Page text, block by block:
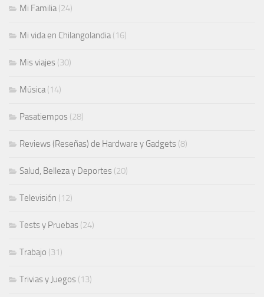
Mi Familia(24)
Mi vida en Chilangolandia(16)
Mis viajes (30)
Música(14)
Pasatiempos (28)
Reviews (Reseñas) de Hardware y Gadgets (8)
Salud, Belleza y Deportes (20)
Televisión (12)
Tests y Pruebas (24)
Trabajo (31)
Trivias y Juegos (13)